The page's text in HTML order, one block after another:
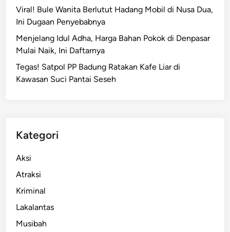
Viral! Bule Wanita Berlutut Hadang Mobil di Nusa Dua,
Ini Dugaan Penyebabnya
Menjelang Idul Adha, Harga Bahan Pokok di Denpasar
Mulai Naik, Ini Daftarnya
Tegas! Satpol PP Badung Ratakan Kafe Liar di
Kawasan Suci Pantai Seseh
Kategori
Aksi
Atraksi
Kriminal
Lakalantas
Musibah